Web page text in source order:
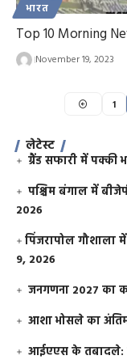
भारत
Top 10 Morning
November 19, 2023
1
लेटेस्ट
ग्रैंड सफारी में
पश्चिम बंगाल में
2026
​पिंजरापोल गौशाला
9, 2026
जनगणना 2027 का
आशा भोसले का
आईएएस के तबादले: